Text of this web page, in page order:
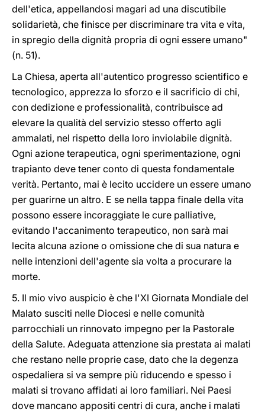
dell'etica, appellandosi magari ad una discutibile
solidarietà, che finisce per discriminare tra vita e vita,
in spregio della dignità propria di ogni essere umano"
(n. 51).
La Chiesa, aperta all'autentico progresso scientifico e
tecnologico, apprezza lo sforzo e il sacrificio di chi,
con dedizione e professionalità, contribuisce ad
elevare la qualità del servizio stesso offerto agli
ammalati, nel rispetto della loro inviolabile dignità.
Ogni azione terapeutica, ogni sperimentazione, ogni
trapianto deve tener conto di questa fondamentale
verità. Pertanto, mai è lecito uccidere un essere umano
per guarirne un altro. E se nella tappa finale della vita
possono essere incoraggiate le cure palliative,
evitando l'accanimento terapeutico, non sarà mai
lecita alcuna azione o omissione che di sua natura e
nelle intenzioni dell'agente sia volta a procurare la
morte.
5. Il mio vivo auspicio è che l'XI Giornata Mondiale del
Malato susciti nelle Diocesi e nelle comunità
parrocchiali un rinnovato impegno per la Pastorale
della Salute. Adeguata attenzione sia prestata ai malati
che restano nelle proprie case, dato che la degenza
ospedaliera si va sempre più riducendo e spesso i
malati si trovano affidati ai loro familiari. Nei Paesi
dove mancano appositi centri di cura, anche i malati